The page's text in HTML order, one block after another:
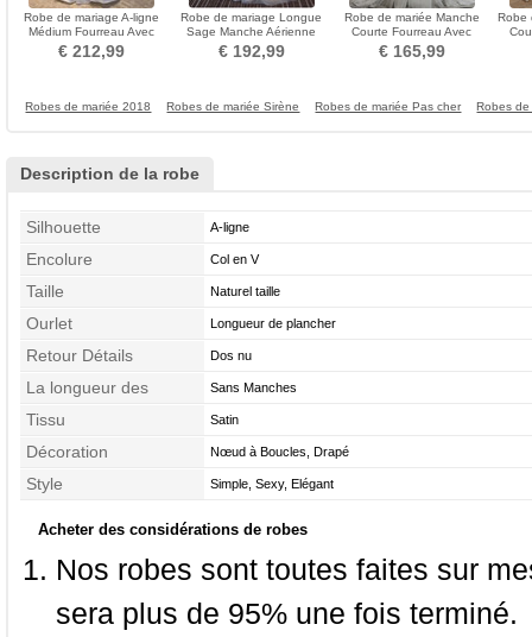
Robe de mariage A-ligne
Médium Fourreau Avec
Bijoux Soie d'art
€ 212,99
Robe de mariage Longue
Sage Manche Aérienne
Dentelle 3/4 Manche
€ 192,99
Robe de mariée Manche
Courte Fourreau Avec
Bijoux Mancheron Perler
€ 165,99
Robe
Robes de mariée 2018 Robes de mariée Sirène Robes de mariée Pas cher Robes
Description de la robe
Silhouette A-ligne
Encolure Col en V
Taille Naturel taille
Ourlet Longueur de plancher
Retour Détails Dos nu
La longueur des
manches
Sans Manches
Tissu Satin
Décoration Nœud à Boucles, Drapé
Style Simple, Sexy, Elégant
Acheter des considérations de robes
Nos robes sont toutes faites sur
sera plus de 95% une fois terminé.